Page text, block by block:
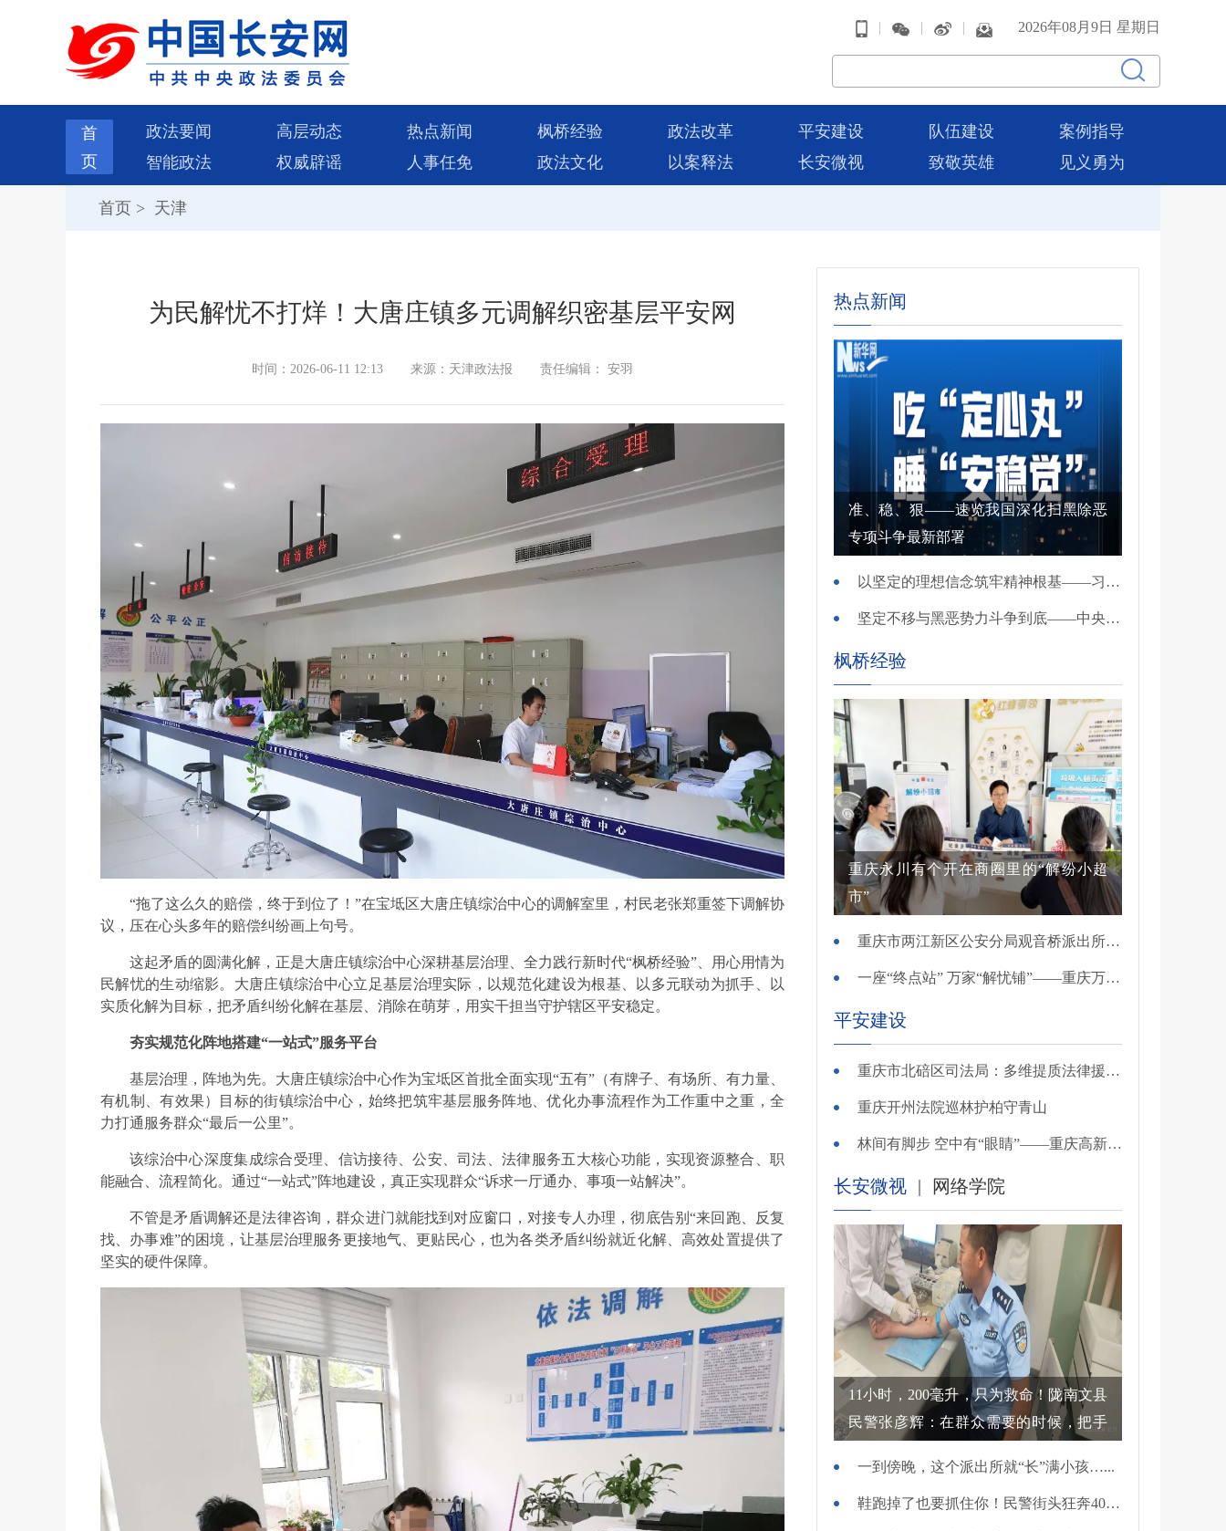
| | | 2026年08月9日 星期日
首
页
政法要闻 高层动态 热点新闻 枫桥经验 政法改革 平安建设 队伍建设
案例指导
智能政法
权威辟谣 人事任免 政法文化 以案释法 长安微视 致敬英雄 见义勇为
首页 > 天津
为民解忧不打烊！大唐庄镇多元调解织密基层平安网
时间：2026-06-11 12:13 来源：天津政法报 责任编辑： 安羽
“拖了这么久的赔偿，终于到位了！”在宝坻区大唐庄镇综治中心的调解室里，村民老张郑重签下调解协
议，压在心头多年的赔偿纠纷画上句号。
这起矛盾的圆满化解，正是大唐庄镇综治中心深耕基层治理、全力践行新时代“枫桥经验”、用心用情为
民解忧的生动缩影。大唐庄镇综治中心立足基层治理实际，以规范化建设为根基、以多元联动为抓手、以
实质化解为目标，把矛盾纠纷化解在基层、消除在萌芽，用实干担当守护辖区平安稳定。
夯实规范化阵地搭建“一站式”服务平台
基层治理，阵地为先。大唐庄镇综治中心作为宝坻区首批全面实现“五有”（有牌子、有场所、有力量、
有机制、有效果）目标的街镇综治中心，始终把筑牢基层服务阵地、优化办事流程作为工作重中之重，全
力打通服务群众“最后一公里”。
该综治中心深度集成综合受理、信访接待、公安、司法、法律服务五大核心功能，实现资源整合、职
能融合、流程简化。通过“一站式”阵地建设，真正实现群众“诉求一厅通办、事项一站解决”。
不管是矛盾调解还是法律咨询，群众进门就能找到对应窗口，对接专人办理，彻底告别“来回跑、反复
找、办事难”的困境，让基层治理服务更接地气、更贴民心，也为各类矛盾纠纷就近化解、高效处置提供了
坚实的硬件保障。
热点新闻
准、稳、狠——速览我国深化扫黑除恶
专项斗争最新部署
以坚定的理想信念筑牢精神根基——习近平党建思想理论品格系列述评之一
坚定不移与黑恶势力斗争到底——中央政法委负责同志就开展深化扫黑除恶专项斗争有关问题答记者问
枫桥经验
重庆永川有个开在商圈里的“解纷小超
市”
重庆市两江新区公安分局观音桥派出所“小马工作室”交出高分答卷
一座“终点站” 万家“解忧铺”——重庆万州综治中心基层治理创新实践观察
平安建设
重庆市北碚区司法局：多维提质法律援助打造阳光便民公共法律服务
重庆开州法院巡林护柏守青山
林间有脚步 空中有“眼睛”——重庆高新公安立体巡防护航“平安原野”
长安微视 | 网络学院
11小时，200毫升，只为救命！陇南文县
民警张彦辉：在群众需要的时候，把手
一到傍晚，这个派出所就“长”满小孩…...
鞋跑掉了也要抓住你！民警街头狂奔400米擒贼